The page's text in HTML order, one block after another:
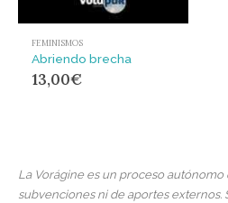
FEMINISMOS
Abriendo brecha
13,00€
La Vorágine es un proceso
subvenciones ni de aportes externos.